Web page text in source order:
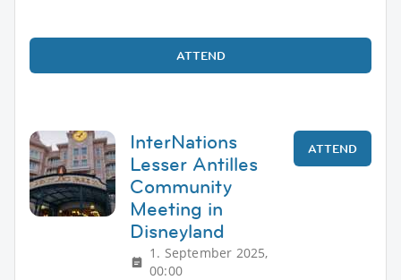
ATTEND
InterNations
Lesser Antilles
Community
Meeting in
Disneyland
1. September 2025,
00:00
ATTEND